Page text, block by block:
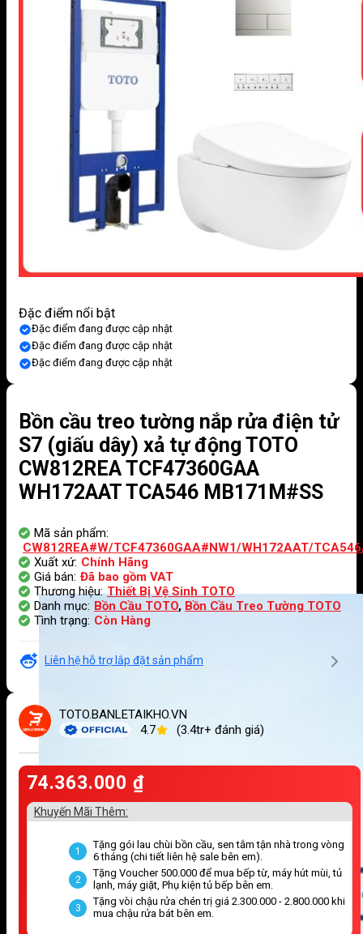
Đặc điểm nổi bật
Đặc điểm đang được cập nhật
Đặc điểm đang được cập nhật
Đặc điểm đang được cập nhật
Bồn cầu treo tường nắp rửa điện tử
S7 (giấu dây) xả tự động TOTO
CW812REA TCF47360GAA
WH172AAT TCA546 MB171M#SS
Mã sản phẩm:
CW812REA#W/TCF47360GAA#NW1/WH172AAT/
Xuất xứ: Chính Hãng
Giá bán: Đã bao gồm VAT
Thương hiệu: Thiết Bị Vệ Sinh TOTO
Danh mục: Bồn Cầu TOTO, Bồn Cầu Treo Tường TOTO
Tình trạng: Còn Hàng
Liên hệ hỗ trợ lắp đặt sản phẩm
TOTO.BANLETAIKHO.VN
4.7
(3.4tr+ đánh giá)
74.363.000 ₫
Khuyến Mãi Thêm:
1
Tặng gói lau chùi bồn cầu, sen tắm tận nhà trong vòng
6 tháng (chi tiết liên hệ sale bên em).
2
Tặng Voucher 500.000 để mua bếp từ, máy hút mùi, tủ
lạnh, máy giặt, Phụ kiện tủ bếp bên em.
3
Tặng vòi chậu rửa chén trị giá 2.300.000 - 2.800.000 khi
mua chậu rửa bát bên em.